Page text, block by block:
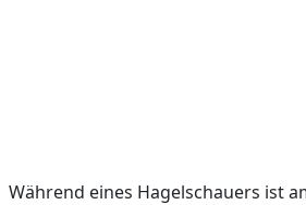
Während eines Hagelschauers ist